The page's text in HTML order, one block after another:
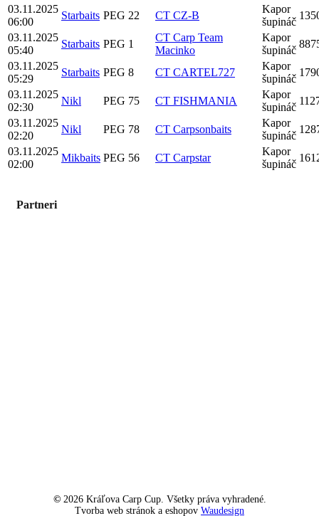
03.11.2025
06:00
Starbaits PEG 22 CT CZ-B
Kapor
šupináč
03.11.2025
05:40
Starbaits PEG 1
CT Carp Team
Macinko
Kapor
šupináč
03.11.2025
05:29
Starbaits PEG 8 CT CARTEL727
Kapor
šupináč
03.11.2025
02:30
Nikl PEG 75 CT FISHMANIA
Kapor
šupináč
03.11.2025
02:20
Nikl PEG 78 CT Carpsonbaits
Kapor
šupináč
03.11.2025
02:00
Mikbaits PEG 56 CT Carpstar
Kapor
šupináč
Partneri
© 2026Kráľova Carp Cup. Všetky práva vyhradené.
Tvorba web stránok a eshopov Waudesign